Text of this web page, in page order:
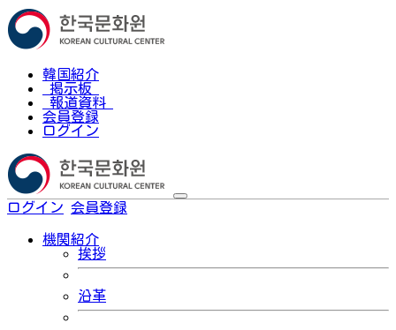
韓国紹介
掲示板
報道資料
会員登録
ログイン
ログイン 会員登録
機関紹介
挨拶
沿革